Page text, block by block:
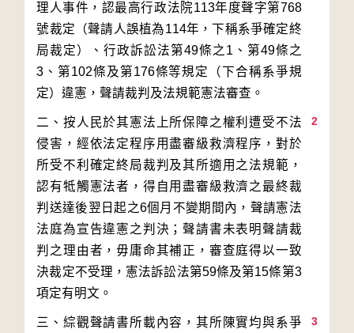
理人事件，認最高行政法院113年度聲字第768
號裁定（聲請人誤植為114年，下稱系爭確定終
局裁定）、行政訴訟法第49條之1、第49條之
3、第102條及第176條等規定（下合稱系爭規
2
二、按人民於其憲法上所保障之權利遭受不法
侵害，經依法定程序用盡審級救濟程序，對於
所受不利確定終局裁判及其所適用之法規範，
認有牴觸憲法者，得自用盡審級救濟之最終裁
判送達後翌日起之6個月不變期間內，聲請憲法
法庭為宣告違憲之判決；聲請書未表明聲請裁
判之理由者，毋庸命其補正，審查庭得以一致
決裁定不受理，憲法訴訟法第59條及第15條第3
3
三、綜觀聲請書所載內容，其所陳實均與系爭